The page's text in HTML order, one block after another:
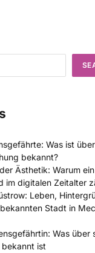
Was ist
bekannt?
Ästhetik: Warum
im digitalen Zeitalter
Leben,
Stadt in
Was über
bekannt ist